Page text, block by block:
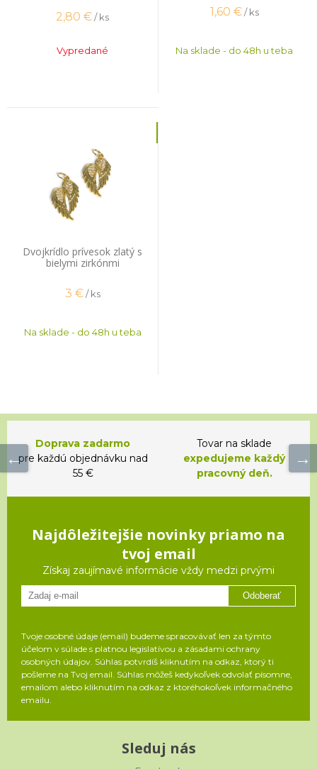
2,80 €/ ks
Vypredané
1,60 € / ks
Na sklade - do 48h u teba
Dvojkrídlo prívesok zlatý s
bielymi zirkónmi
3 € / ks
Na sklade - do 48h u teba
Doprava zadarmo
pre každú objednávku nad
55 €
Tovar na sklade
expedujeme každý
pracovný deň.
Najdôležitejšie novinky priamo na
tvoj email
Získaj zaujímavé informácie vždy medzi prvými
Odoberať
Tvoje osobné údaje (email) budeme spracovávať len za týmto
účelom v súlade s platnou legislatívou a zásadami ochrany
osobných údajov. Súhlas potvrdíš kliknutím na odkaz, ktorý ti
pošleme na Tvoj email. Súhlas môžeš kedykoľvek odvolať písomne,
emailom alebo kliknutím na odkaz z ktoréhokoľvek informačného
emailu.
Sleduj nás